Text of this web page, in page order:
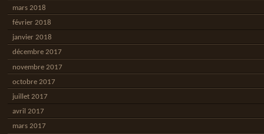
mars 2018
février 2018
janvier 2018
décembre 2017
novembre 2017
octobre 2017
juillet 2017
avril 2017
mars 2017